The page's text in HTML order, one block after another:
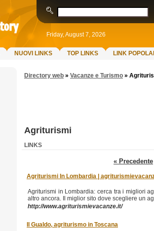
Friday, August 7, 2026
NUOVI LINKS TOP LINKS LINK
Directory web » Vacanze e Turismo »
Agriturismi
LINKS
« Precedente
Agriturismi In Lombardia |
Agriturismi in Lombardia: cerca tra i migliori
altro ancora. Il miglior sito dove scegliere un
http://www.agriturismievacanze.it/
Il Gualdo, agriturismo in Toscana